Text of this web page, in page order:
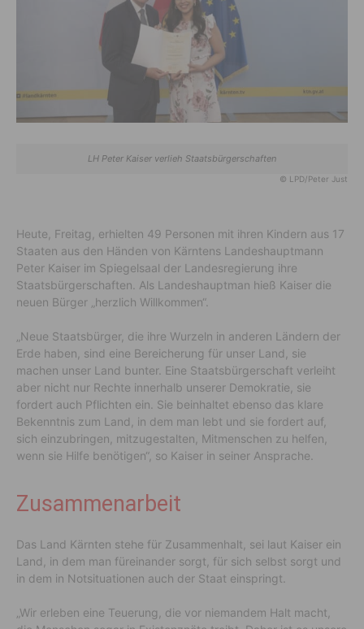
LH Peter Kaiser verlieh Staatsbürgerschaften
© LPD/Peter Just
Heute, Freitag, erhielten 49 Personen mit ihren Kindern aus 17
Staaten aus den Händen von Kärntens Landeshauptmann
Peter Kaiser im Spiegelsaal der Landesregierung ihre
Staatsbürgerschaften. Als Landeshauptman hieß Kaiser die
neuen Bürger „herzlich Willkommen“.
„Neue Staatsbürger, die ihre Wurzeln in anderen Ländern der
Erde haben, sind eine Bereicherung für unser Land, sie
machen unser Land bunter. Eine Staatsbürgerschaft verleiht
aber nicht nur Rechte innerhalb unserer Demokratie, sie
fordert auch Pflichten ein. Sie beinhaltet ebenso das klare
Bekenntnis zum Land, in dem man lebt und sie fordert auf,
sich einzubringen, mitzugestalten, Mitmenschen zu helfen,
wenn sie Hilfe benötigen“, so Kaiser in seiner Ansprache.
Zusammenarbeit
Das Land Kärnten stehe für Zusammenhalt, sei laut Kaiser ein
Land, in dem man füreinander sorgt, für sich selbst sorgt und
in dem in Notsituationen auch der Staat einspringt.
„Wir erleben eine Teuerung, die vor niemandem Halt macht,